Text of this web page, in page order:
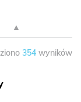
▲
354 wyników